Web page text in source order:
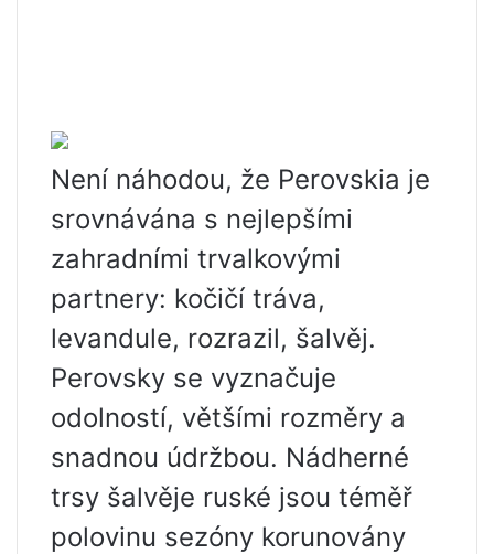
Není náhodou, že Perovskia je
srovnávána s nejlepšími
zahradními trvalkovými
partnery: kočičí tráva,
levandule, rozrazil, šalvěj.
Perovsky se vyznačuje
odolností, většími rozměry a
snadnou údržbou. Nádherné
trsy šalvěje ruské jsou téměř
polovinu sezóny korunovány